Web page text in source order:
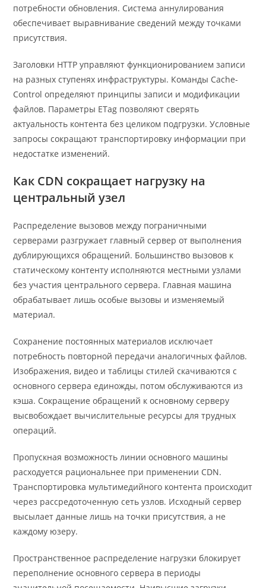
потребности обновления. Система аннулирования
обеспечивает выравнивание сведений между точками
присутствия.
Заголовки HTTP управляют функционированием записи
на разных ступенях инфраструктуры. Команды Cache-
Control определяют принципы записи и модификации
файлов. Параметры ETag позволяют сверять
актуальность контента без целиком подгрузки. Условные
запросы сокращают транспортировку информации при
недостатке изменений.
Как CDN сокращает нагрузку на
центральный узел
Распределение вызовов между пограничными
серверами разгружает главный сервер от выполнения
дублирующихся обращений. Большинство вызовов к
статическому контенту исполняются местными узлами
без участия центрального сервера. Главная машина
обрабатывает лишь особые вызовы и изменяемый
материал.
Сохранение постоянных материалов исключает
потребность повторной передачи аналогичных файлов.
Изображения, видео и таблицы стилей скачиваются с
основного сервера единожды, потом обслуживаются из
кэша. Сокращение обращений к основному серверу
высвобождает вычислительные ресурсы для трудных
операций.
Пропускная возможность линии основного машины
расходуется рациональнее при применении CDN.
Транспортировка мультимедийного контента происходит
через рассредоточенную сеть узлов. Исходный сервер
высылает данные лишь на точки присутствия, а не
каждому юзеру.
Пространственное распределение нагрузки блокирует
переполнение основного сервера в периоды